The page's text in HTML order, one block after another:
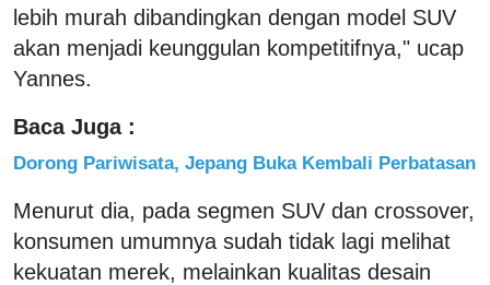
lebih murah dibandingkan dengan model SUV
akan menjadi keunggulan kompetitifnya," ucap
Yannes.
Baca Juga :
Dorong Pariwisata, Jepang Buka Kembali Perbatasan
Menurut dia, pada segmen SUV dan crossover,
konsumen umumnya sudah tidak lagi melihat
kekuatan merek, melainkan kualitas desain